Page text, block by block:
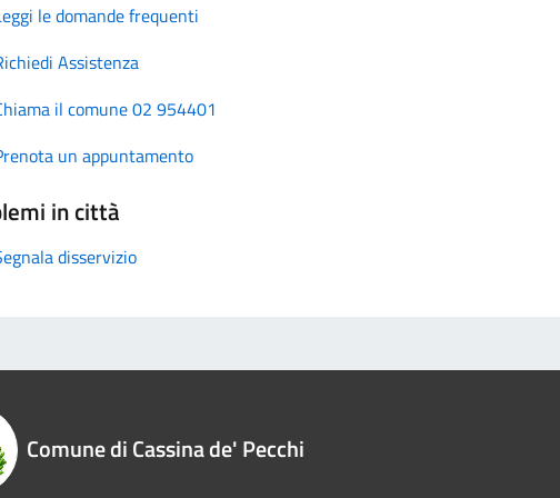
le domande frequenti
Assistenza
il comune 02 954401
un appuntamento
in città
disservizio
Comune di Cassina de' Pecchi